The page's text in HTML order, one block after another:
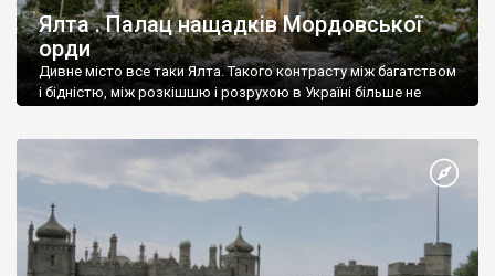
Ялта . Палац нащадків Мордовської
орди
Дивне місто все таки Ялта. Такого контрасту між багатством
і бідністю, між розкішшю і розрухою в Україні більше не